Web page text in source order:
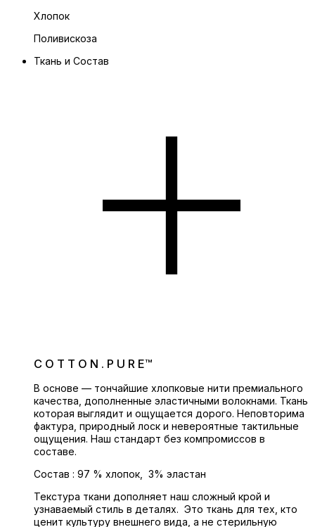
Хлопок
Поливискоза
Ткань и Состав
C O T T O N . P U R E™
В основе — тончайшие хлопковые нити премиального
качества, дополненные эластичными волокнами. Ткань
которая выглядит и ощущается дорого. Неповторима
фактура, природный лоск и невероятные тактильные
ощущения. Наш стандарт без компромиссов в
составе.
Состав : 97 % хлопок, 3% эластан
Текстура ткани дополняет наш сложный крой и
узнаваемый стиль в деталях. Это ткань для тех, кто
ценит культуру внешнего вида, а не стерильную